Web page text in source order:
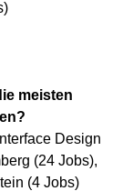
meisten
Design
(24 Jobs),
(4 Jobs)